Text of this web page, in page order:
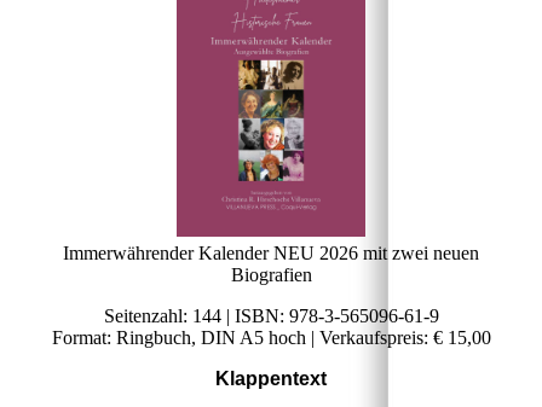
Immerwährender Kalender NEU 2026 mit zwei neuen
Biografien
Seitenzahl: 144 | ISBN:‎ 978-3-565096-61-9
Format: Ringbuch, DIN A5 hoch | Verkaufspreis: € 15,00
Klappentext